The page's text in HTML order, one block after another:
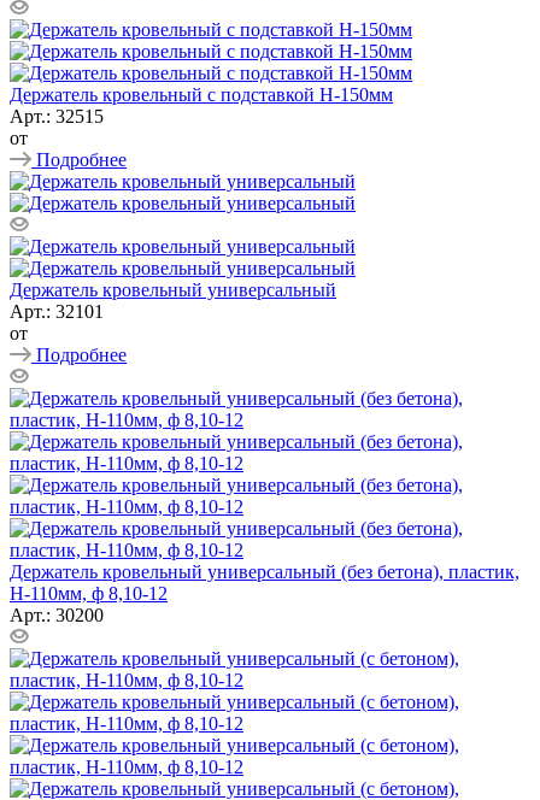
Держатель кровельный с подставкой Н-150мм
Арт.: 32515
от
Подробнее
Держатель кровельный универсальный
Арт.: 32101
от
Подробнее
Держатель кровельный универсальный (без бетона), пластик,
Н-110мм, ф 8,10-12
Арт.: 30200